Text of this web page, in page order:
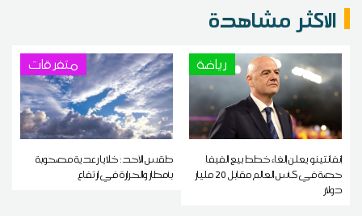
الاكثر مشاهدة
رياضة
إنفانتينو يعلن إلغاء خطط بيع الفيفا
حصة في كأس العالم مقابل 20 مليار
دولار
متفرقات
طقس الأحد: خلايا رعدية مصحوبة
بأمطار والحرارة في ارتفاع